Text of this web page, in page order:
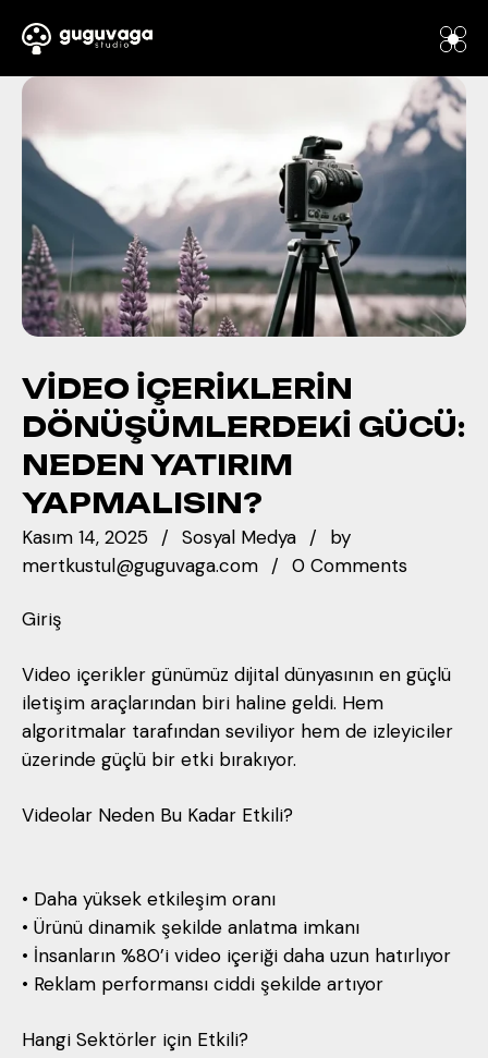
VIDEO İÇERIKLERIN
DÖNÜŞÜMLERDEKI GÜCÜ:
NEDEN YATIRIM
YAPMALISIN?
Kasım 14, 2025 Sosyal Medya
by
mertkustul@guguvaga.com
0 Comments
Giriş
Video içerikler günümüz dijital dünyasının en güçlü
iletişim araçlarından biri haline geldi. Hem
algoritmalar tarafından seviliyor hem de izleyiciler
üzerinde güçlü bir etki bırakıyor.
Videolar Neden Bu Kadar Etkili?
• Daha yüksek etkileşim oranı
• Ürünü dinamik şekilde anlatma imkanı
• İnsanların %80’i video içeriği daha uzun hatırlıyor
• Reklam performansı ciddi şekilde artıyor
Hangi Sektörler için Etkili?